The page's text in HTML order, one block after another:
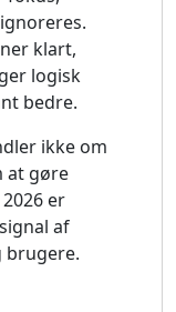
klart,
logisk
bedre.
ikke om
at gøre
er
af
brugere.